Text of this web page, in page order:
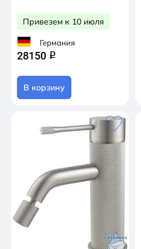
Привезем к 10 июля
Германия
28150 q
В корзину